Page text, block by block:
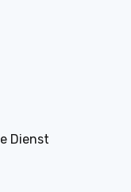
Dienst